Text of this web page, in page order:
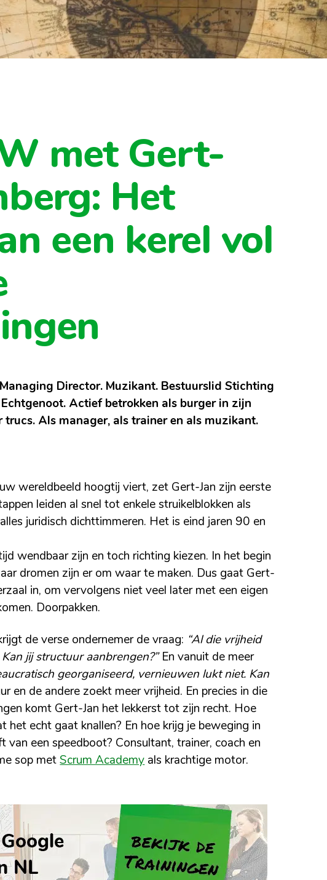
met Gert-
Het
een kerel vol
Director. Muzikant. Bestuurslid Stichting
Actief betrokken als burger in zijn
Als manager, als trainer en als muzikant.
wereldbeeld hoogtij viert, zet Gert-Jan zijn eerste
leiden al snel tot enkele struikelblokken als
juridisch dichttimmeren. Het is eind jaren 90 en
wendbaar zijn en toch richting kiezen. In het begin
dromen zijn er om waar te maken. Dus gaat Gert-
in, om vervolgens niet veel later met een eigen
Doorpakken.
de verse ondernemer de vraag: “Al die vrijheid
jij structuur aanbrengen?”En vanuit de meer
georganiseerd, vernieuwen lukt niet. Kan
en de andere zoekt meer vrijheid. En precies in die
komt Gert-Jan het lekkerst tot zijn recht. Hoe
het echt gaat knallen? En hoe krijg je beweging in
van een speedboot? Consultant, trainer, coach en
sop metScrum Academyals krachtige motor.